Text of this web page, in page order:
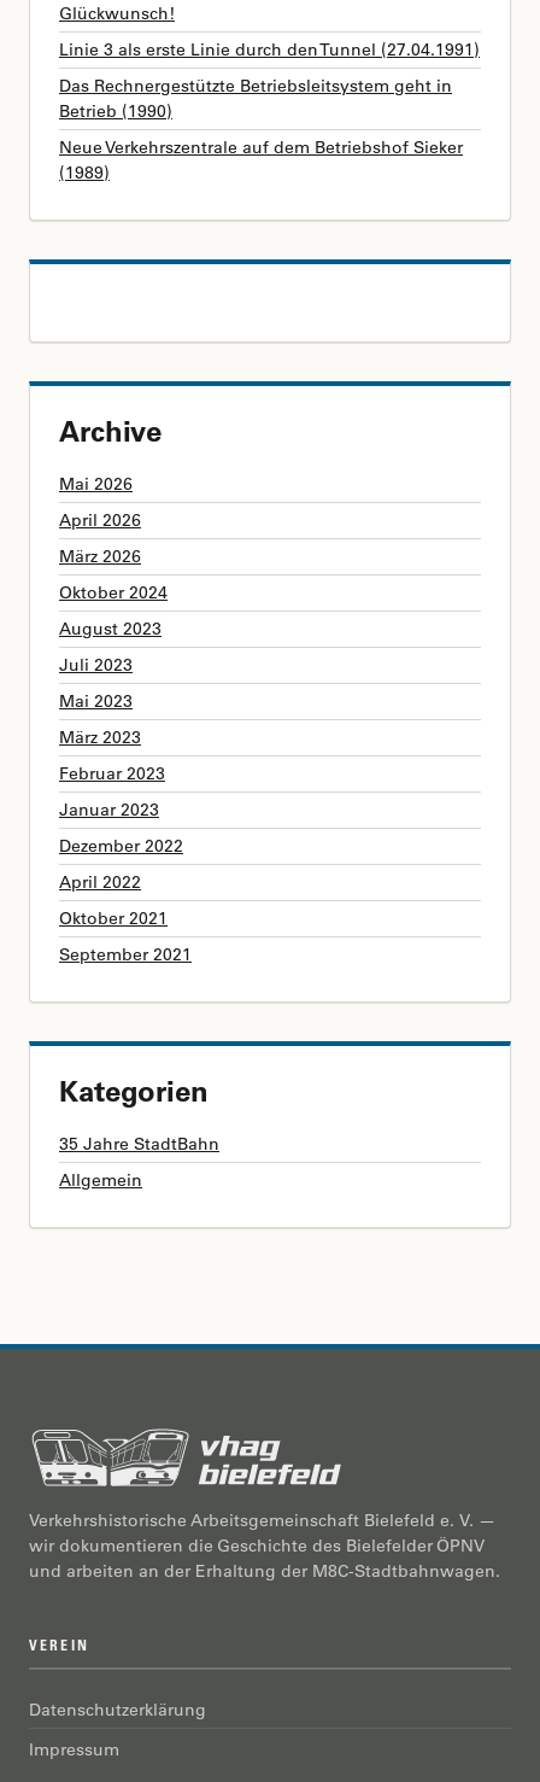
Glückwunsch!
Linie 3 als erste Linie durch den Tunnel (27.04.1991)
Das Rechnergestützte Betriebsleitsystem geht in
Betrieb (1990)
Neue Verkehrszentrale auf dem Betriebshof Sieker
(1989)
Archive
Mai 2026
April 2026
März 2026
Oktober 2024
August 2023
Juli 2023
Mai 2023
März 2023
Februar 2023
Januar 2023
Dezember 2022
April 2022
Oktober 2021
September 2021
Kategorien
35 Jahre StadtBahn
Allgemein
Verkehrshistorische Arbeitsgemeinschaft Bielefeld e. V. —
wir dokumentieren die Geschichte des Bielefelder ÖPNV
und arbeiten an der Erhaltung der M8C-Stadtbahnwagen.
VEREIN
Datenschutzerklärung
Impressum